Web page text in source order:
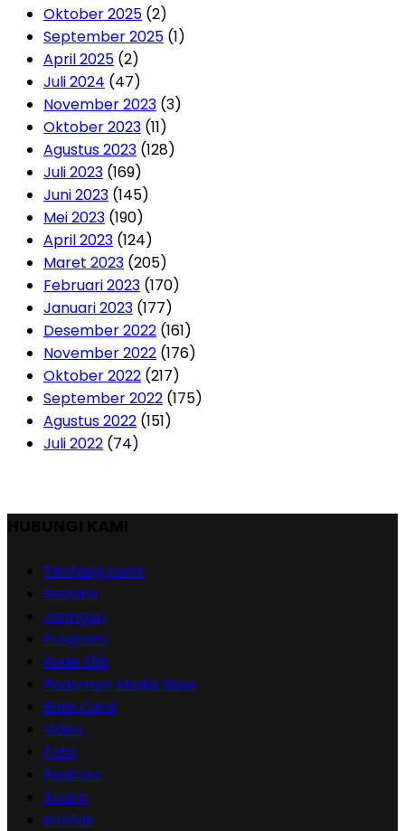
Oktober 2025 (2)
September 2025 (1)
April 2025 (2)
Juli 2024 (47)
November 2023 (3)
Oktober 2023 (11)
Agustus 2023 (128)
Juli 2023 (169)
Juni 2023 (145)
Mei 2023 (190)
April 2023 (124)
Maret 2023 (205)
Februari 2023 (170)
Januari 2023 (177)
Desember 2022 (161)
November 2022 (176)
Oktober 2022 (217)
September 2022 (175)
Agustus 2022 (151)
Juli 2022 (74)
Tentang Kami
Redaksi
Jaringan
Program
Kode Etik
Pedoman Media Siber
Rate Card
Video
Foto
Podcast
Acara
Kontak